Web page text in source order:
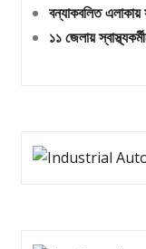
বন্যাকবলিত
১১ জেলায়